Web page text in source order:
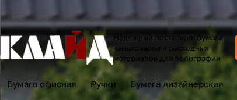
Надежный поставщик бумаги,
канцтоваров и расходных
материалов для полиграфии
Бумага офисная Ручки Бумага дизайнерская